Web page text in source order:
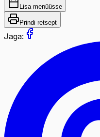
Lisa menüüsse
Prindi retsept
Jaga: